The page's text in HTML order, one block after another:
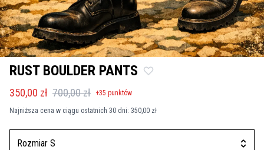
RUST BOULDER PANTS
350,00 zł 700,00 zł +35 punktów
Najniższa cena w ciągu ostatnich 30 dni: 350,00 zł
Rozmiar S